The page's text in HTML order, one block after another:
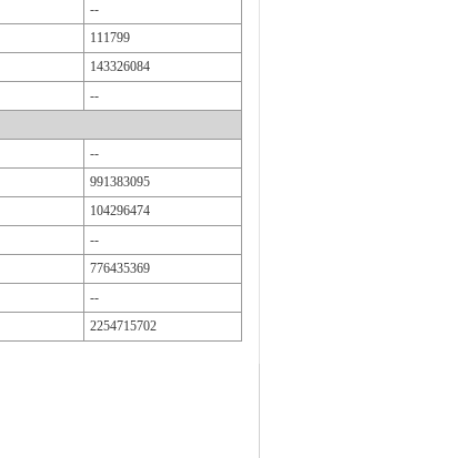
--
111799
143326084
--
--
991383095
104296474
--
776435369
--
2254715702